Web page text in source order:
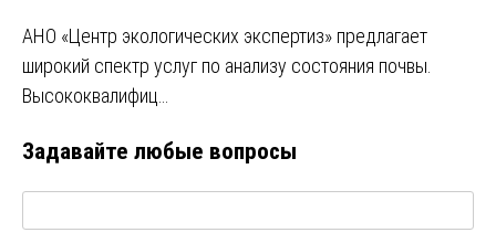
АНО «Центр экологических экспертиз» предлагает
широкий спектр услуг по анализу состояния почвы.
Высококвалифиц…
Задавайте любые вопросы